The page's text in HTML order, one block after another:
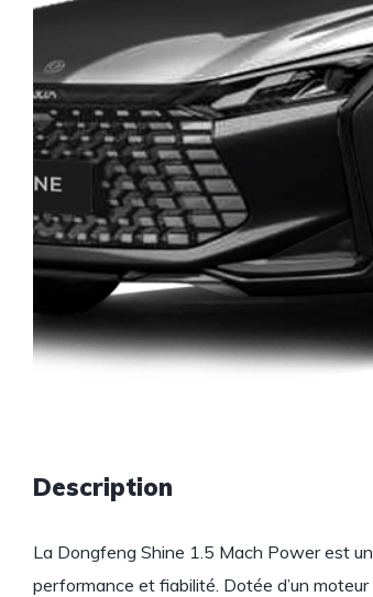
Description
La Dongfeng Shine 1.5 Mach Power est
performance et fiabilité. Dotée d’un